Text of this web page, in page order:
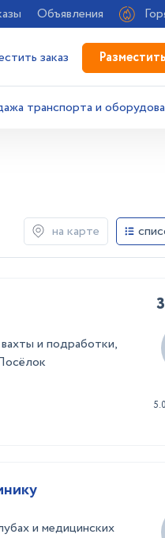
Объявления
заказ
транспорта и
на карте
и подработки,
5.0
и медицинских